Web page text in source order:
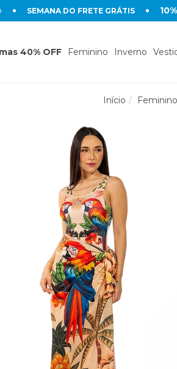
SEMANA DO FRETE GRÁTIS
40% OFF Feminino Inverno
Início Feminino